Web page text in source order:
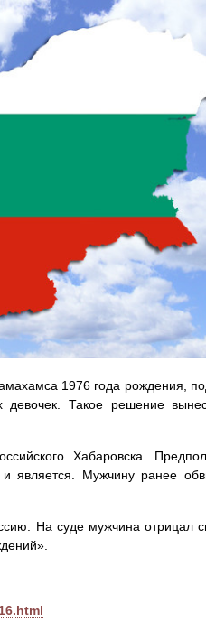
1976 года рождения,
Такое решение вынес
Хабаровска.
является. Мужчину ранее
На суде мужчина отрицал